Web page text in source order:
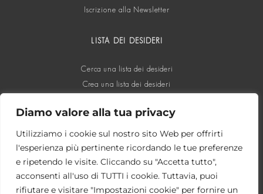
Diamo valore alla tua privacy
Utilizziamo i cookie sul nostro sito Web per offrirti
l'esperienza più pertinente ricordando le tue preferenze
e ripetendo le visite. Cliccando su "Accetta tutto",
acconsenti all'uso di TUTTI i cookie. Tuttavia, puoi
rifiutare e visitare "Impostazioni cookie" per fornire un
Iscrizione alla Newsletter
LISTA DEI DESIDERI
Cerca una lista dei desideri
Crea una lista dei desideri
SOCIAL